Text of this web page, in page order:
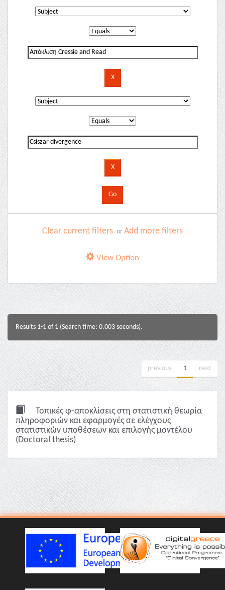
Clear current filters or Add more filters
View Option
Results 1-1 of 1 (Search time: 0.003 seconds).
previous 1 next
Τοπικές φ-αποκλίσεις στη στατιστική θεωρία
πληροφοριών και εφαρμογές σε ελέγχους
στατιστικών υποθέσεων και επιλογής μοντέλου
(Doctoral thesis)